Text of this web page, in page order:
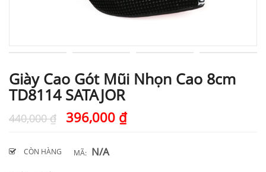
Giày Cao Gót Mũi Nhọn Cao 8cm
TD8114 SATAJOR
440,000₫ 396,000 ₫
CÒN HÀNG MÃ: N/A